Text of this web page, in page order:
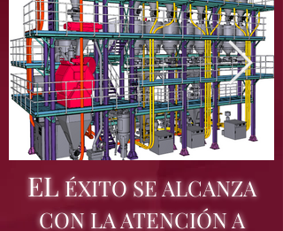
EL ÉXITO SE ALCANZA
CON LA ATENCIÓN A